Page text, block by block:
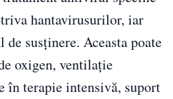
hantavirusurilor, iar
susținere. Aceasta poate
oxigen, ventilație
în terapie intensivă, suport